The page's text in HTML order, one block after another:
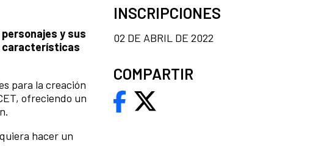
y sus
características
para la creación
ofreciendo un
hacer un
INSCRIPCIONES
02 DE ABRIL DE 2022
COMPARTIR